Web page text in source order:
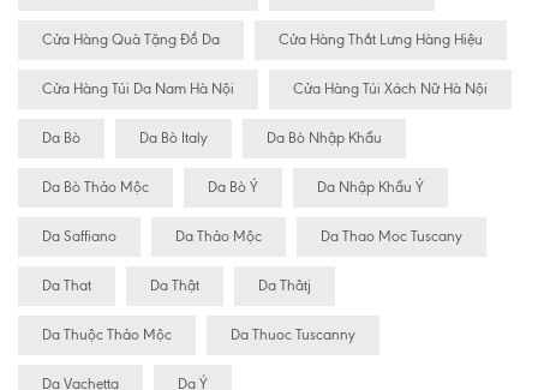
Cửa Hàng Quà Tặng Đồ Da Cửa Hàng Thắt Lưng Hàng Hiệu
Cửa Hàng Túi Da Nam Hà Nội Cửa Hàng Túi Xách Nữ Hà Nội
Da Bò Da Bò Italy Da Bò Nhập Khẩu
Da Bò Thảo Mộc Da Bò Ý Da Nhập Khẩu Ý
Da Saffiano Da Thảo Mộc Da Thao Moc Tuscany
Da That Da Thật Da Thâtj
Da Thuộc Thảo Mộc Da Thuoc Tuscanny
Da Vachetta Da Ý